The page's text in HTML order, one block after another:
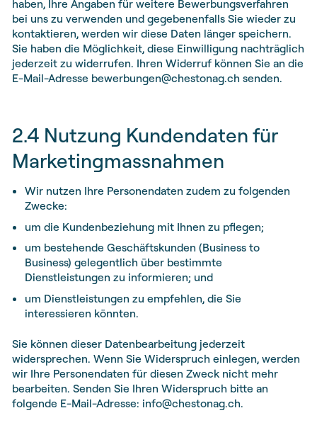
haben, Ihre Angaben für weitere Bewerbungsverfahren
bei uns zu verwenden und gegebenenfalls Sie wieder zu
kontaktieren, werden wir diese Daten länger speichern.
Sie haben die Möglichkeit, diese Einwilligung nachträglich
jederzeit zu widerrufen. Ihren Widerruf können Sie an die
E-Mail-Adresse bewerbungen@chestonag.ch senden.
2.4 Nutzung Kundendaten für
Marketingmassnahmen
Wir nutzen Ihre Personendaten zudem zu folgenden
Zwecke:
um die Kundenbeziehung mit Ihnen zu pflegen;
um bestehende Geschäftskunden (Business to
Business) gelegentlich über bestimmte
Dienstleistungen zu informieren; und
um Dienstleistungen zu empfehlen, die Sie
interessieren könnten.
Sie können dieser Datenbearbeitung jederzeit
widersprechen. Wenn Sie Widerspruch einlegen, werden
wir Ihre Personendaten für diesen Zweck nicht mehr
bearbeiten. Senden Sie Ihren Widerspruch bitte an
folgende E-Mail-Adresse: info@chestonag.ch.